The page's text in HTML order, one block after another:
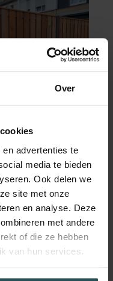
Over
advertenties te
media te bieden
Ook delen we
site met onze
en analyse. Deze
met andere
of die ze hebben
van hun services.